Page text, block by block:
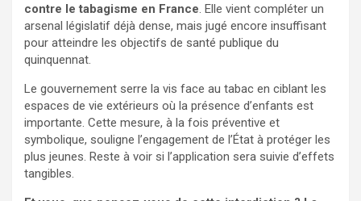
contre le tabagisme en France. Elle vient compléter un
arsenal législatif déjà dense, mais jugé encore insuffisant
pour atteindre les objectifs de santé publique du
quinquennat.
Le gouvernement serre la vis face au tabac en ciblant les
espaces de vie extérieurs où la présence d’enfants est
importante. Cette mesure, à la fois préventive et
symbolique, souligne l’engagement de l’État à protéger les
plus jeunes. Reste à voir si l’application sera suivie d’effets
tangibles.